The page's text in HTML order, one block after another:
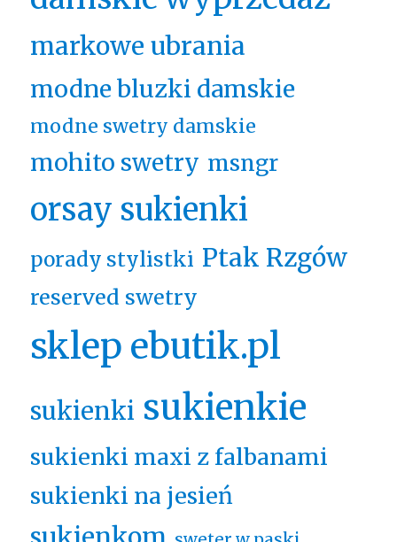
markowe ubrania
modne bluzki damskie
modne swetry damskie
mohito swetry msngr
orsay sukienki
porady stylistki Ptak Rzgów
reserved swetry
sklep ebutik.pl
sukienki sukienkie
sukienki maxi z falbanami
sukienki na jesień